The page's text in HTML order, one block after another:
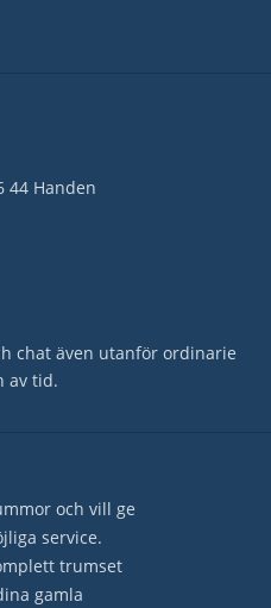
44 Handen
chat även utanför ordinarie
av tid.
och vill ge
service.
trumset
gamla